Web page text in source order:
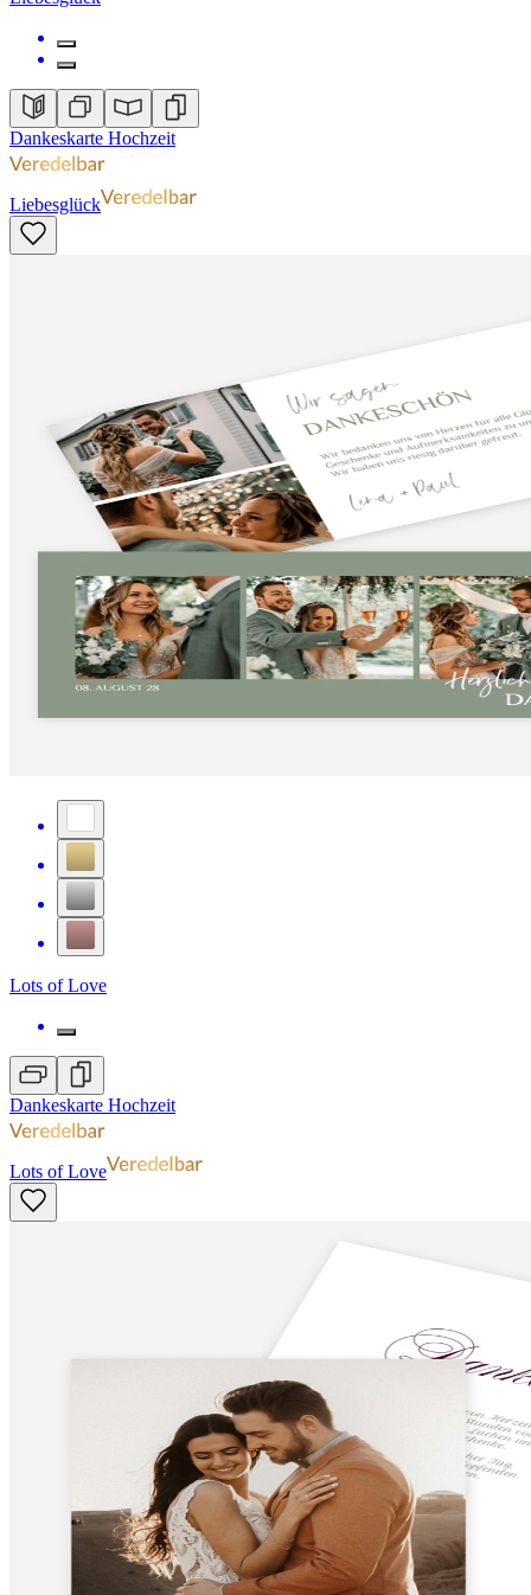
Dankeskarte Hochzeit
Liebesglück
Lots of Love
Dankeskarte Hochzeit
Lots of Love